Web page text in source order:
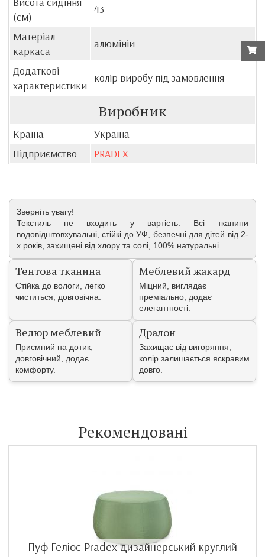
(см)
43
Матеріал
каркаса
алюміній
Додаткові
характеристики
колір виробу під замовлення
Виробник
Країна
Україна
Підприємство
PRADEX
Зверніть увагу!
Текстиль не входить у вартість. Всі тканини
водовідштовхувальні, стійкі до УФ, безпечні для дітей від 2-
х років, захищені від хлору та солі, 100% натуральні.
Тентова тканина
Стійка до вологи, легко
чиститься, довговічна.
Меблевий жакард
Міцний, виглядає
преміально, додає
елегантності.
Велюр меблевий
Приємний на дотик,
довговічний, додає
комфорту.
Дралон
Захищає від вигоряння,
колір залишається яскравим
довго.
Рекомендовані
Пуф Геліос Pradex дизайнерський круглий